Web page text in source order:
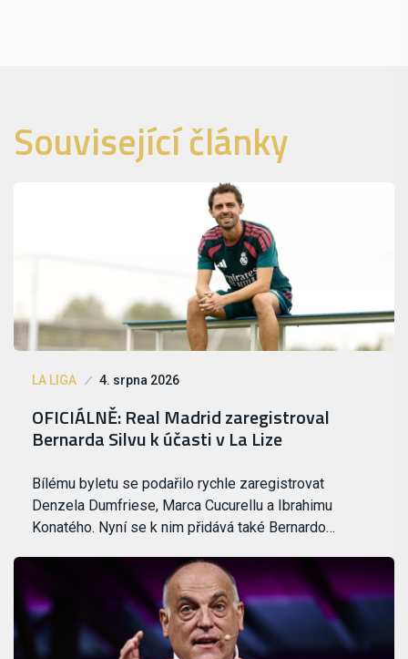
Související články
LA LIGA 4. srpna 2026
OFICIÁLNĚ: Real Madrid zaregistroval
Bernarda Silvu k účasti v La Lize
Bílému byletu se podařilo rychle zaregistrovat
Denzela Dumfriese, Marca Cucurellu a Ibrahimu
Konatého. Nyní se k nim přidává také Bernardo…